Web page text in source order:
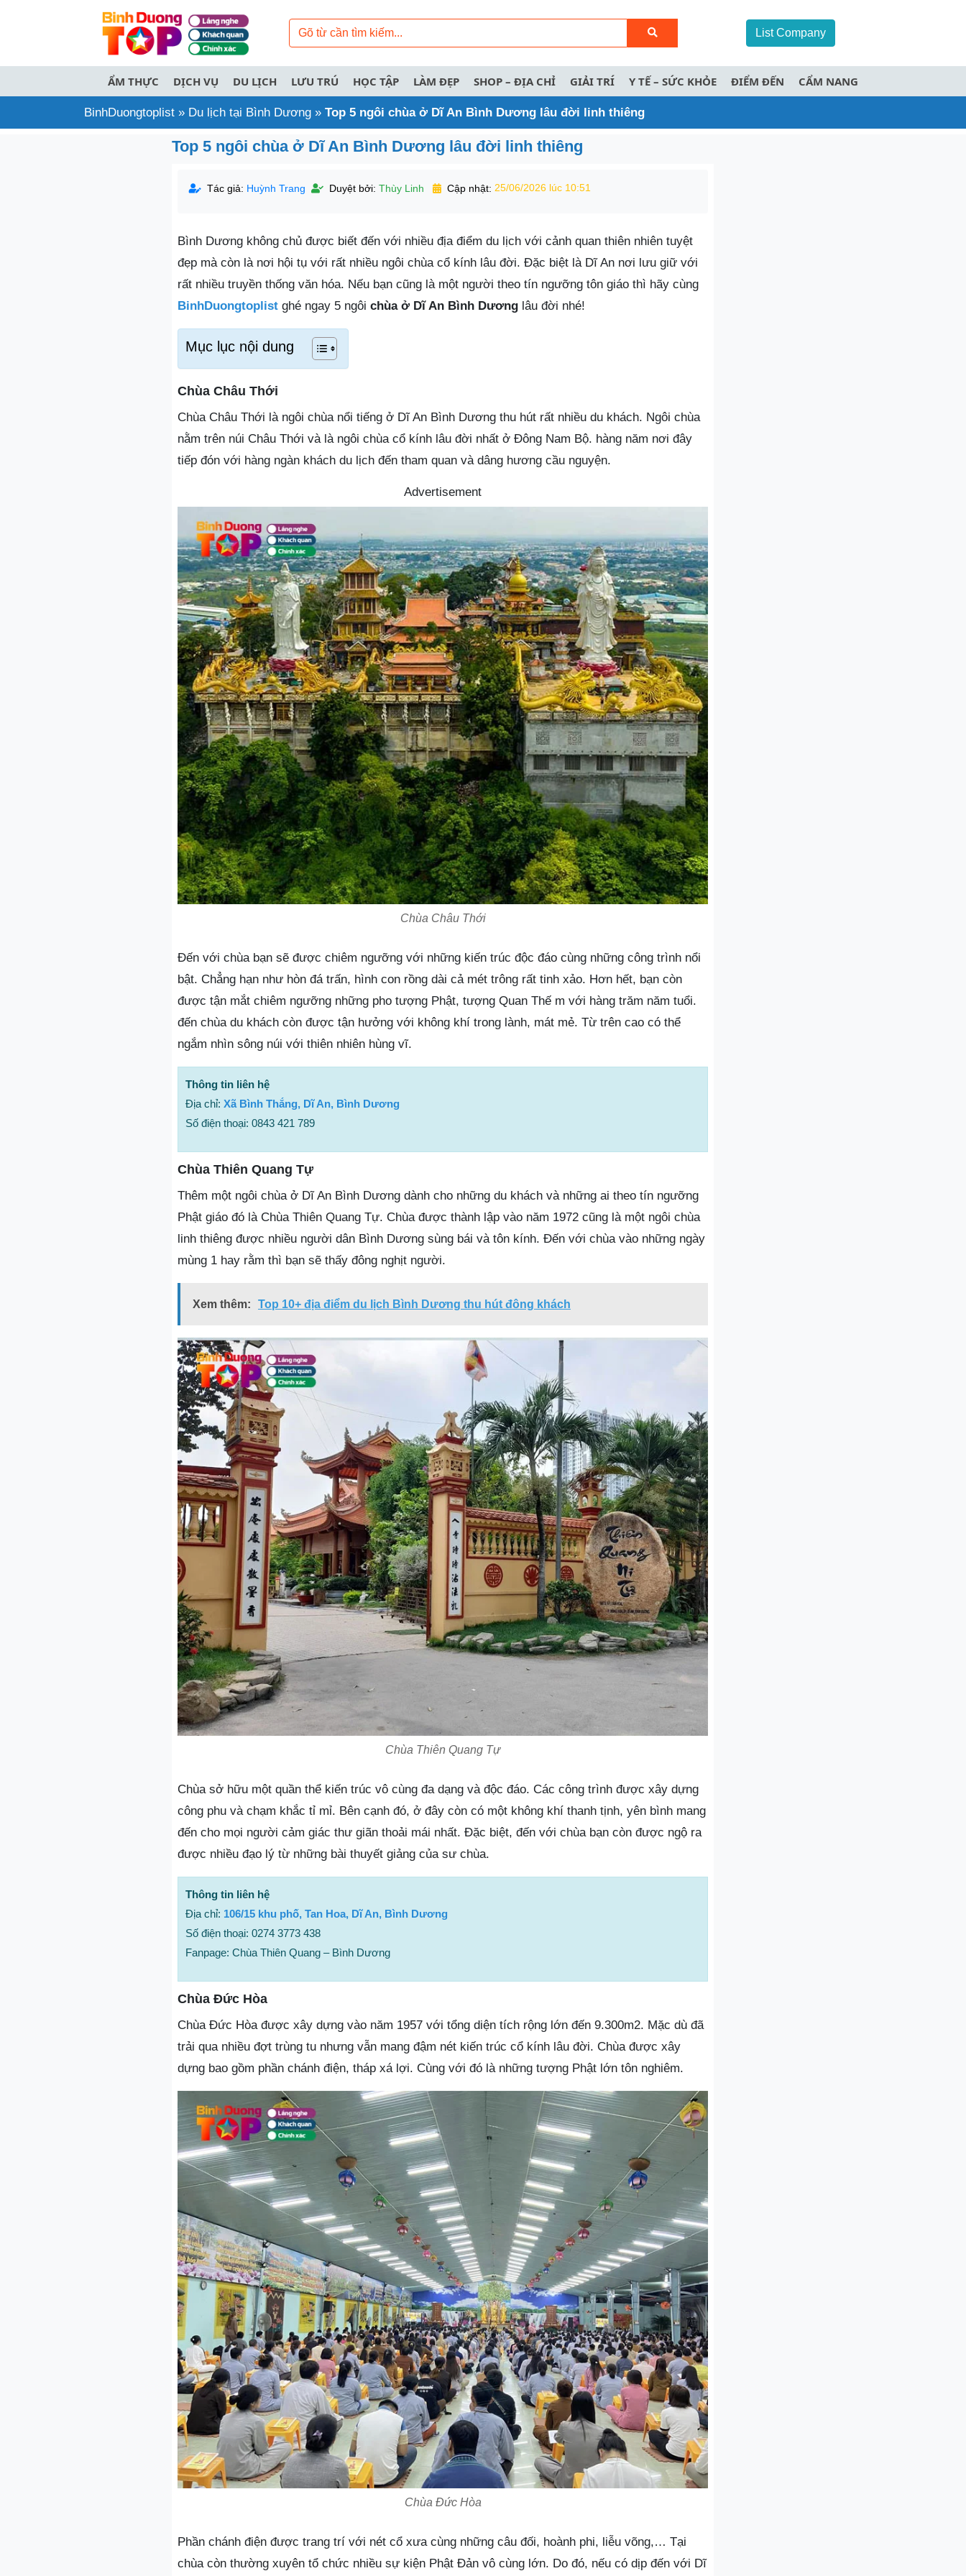
List Company
ẨM THỰC DỊCH VỤ DU LỊCH LƯU TRÚ HỌC TẬP LÀM ĐẸP SHOP – ĐỊA CHỈ GIẢI TRÍ Y TẾ – SỨC KHỎE ĐIỂM ĐẾN CẨM NANG
BinhDuongtoplist » Du lịch tại Bình Dương » Top 5 ngôi chùa ở Dĩ An Bình Dương lâu đời linh thiêng
Top 5 ngôi chùa ở Dĩ An Bình Dương lâu đời linh thiêng
Tác giả: Huỳnh Trang Duyệt bởi: Thùy Linh Cập nhật: 25/06/2026 lúc 10:51
Bình Dương không chủ được biết đến với nhiều địa điểm du lịch với cảnh quan thiên nhiên tuyệt
đẹp mà còn là nơi hội tụ với rất nhiều ngôi chùa cổ kính lâu đời. Đặc biệt là Dĩ An nơi lưu giữ với
rất nhiều truyền thống văn hóa. Nếu bạn cũng là một người theo tín ngưỡng tôn giáo thì hãy cùng
BinhDuongtoplist ghé ngay 5 ngôi chùa ở Dĩ An Bình Dương lâu đời nhé!
Mục lục nội dung
Chùa Châu Thới
Chùa Châu Thới là ngôi chùa nổi tiếng ở Dĩ An Bình Dương thu hút rất nhiều du khách. Ngôi chùa
nằm trên núi Châu Thới và là ngôi chùa cổ kính lâu đời nhất ở Đông Nam Bộ. hàng năm nơi đây
tiếp đón với hàng ngàn khách du lịch đến tham quan và dâng hương cầu nguyện.
Advertisement
Chùa Châu Thới
Đến với chùa bạn sẽ được chiêm ngưỡng với những kiến trúc độc đáo cùng những công trình nổi
bật. Chẳng hạn như hòn đá trấn, hình con rồng dài cả mét trông rất tinh xảo. Hơn hết, bạn còn
được tận mắt chiêm ngưỡng những pho tượng Phật, tượng Quan Thế m với hàng trăm năm tuổi.
đến chùa du khách còn được tận hưởng với không khí trong lành, mát mẻ. Từ trên cao có thể
ngắm nhìn sông núi với thiên nhiên hùng vĩ.
Thông tin liên hệ
Địa chỉ: Xã Bình Thắng, Dĩ An, Bình Dương
Số điện thoại: 0843 421 789
Chùa Thiên Quang Tự
Thêm một ngôi chùa ở Dĩ An Bình Dương dành cho những du khách và những ai theo tín ngưỡng
Phật giáo đó là Chùa Thiên Quang Tự. Chùa được thành lập vào năm 1972 cũng là một ngôi chùa
linh thiêng được nhiều người dân Bình Dương sùng bái và tôn kính. Đến với chùa vào những ngày
mùng 1 hay rằm thì bạn sẽ thấy đông nghịt người.
Xem thêm: Top 10+ địa điểm du lịch Bình Dương thu hút đông khách
Chùa Thiên Quang Tự
Chùa sở hữu một quần thể kiến trúc vô cùng đa dạng và độc đáo. Các công trình được xây dựng
công phu và chạm khắc tỉ mỉ. Bên cạnh đó, ở đây còn có một không khí thanh tịnh, yên bình mang
đến cho mọi người cảm giác thư giãn thoải mái nhất. Đặc biệt, đến với chùa bạn còn được ngộ ra
được nhiều đạo lý từ những bài thuyết giảng của sư chùa.
Thông tin liên hệ
Địa chỉ: 106/15 khu phố, Tan Hoa, Dĩ An, Bình Dương
Số điện thoại: 0274 3773 438
Fanpage: Chùa Thiên Quang – Bình Dương
Chùa Đức Hòa
Chùa Đức Hòa được xây dựng vào năm 1957 với tổng diện tích rộng lớn đến 9.300m2. Mặc dù đã
trải qua nhiều đợt trùng tu nhưng vẫn mang đậm nét kiến trúc cổ kính lâu đời. Chùa được xây
dựng bao gồm phần chánh điện, tháp xá lợi. Cùng với đó là những tượng Phật lớn tôn nghiêm.
Chùa Đức Hòa
Phần chánh điện được trang trí với nét cổ xưa cùng những câu đối, hoành phi, liễu võng,… Tại
chùa còn thường xuyên tổ chức nhiều sự kiện Phật Đản vô cùng lớn. Do đó, nếu có dịp đến với Dĩ